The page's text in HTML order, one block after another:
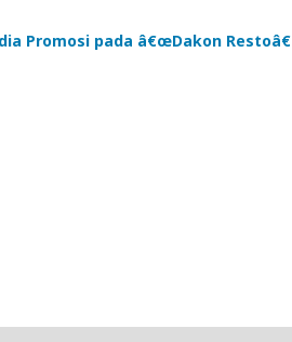
Promosi pada â€œDakon Restoâ€